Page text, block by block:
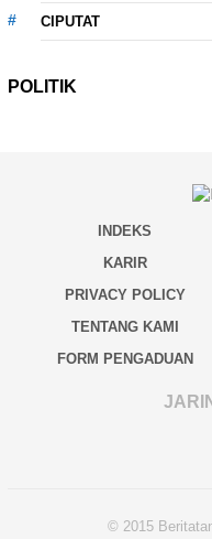
CIPUTAT
POLITIK
INDEKS
KARIR
PRIVACY POLICY
TENTANG KAMI
FORM PENGADUAN
© 2015